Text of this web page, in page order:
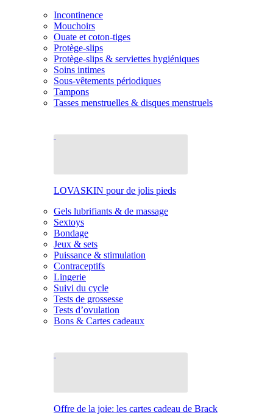
Incontinence
Mouchoirs
Ouate et coton-tiges
Protège-slips
Protège-slips & serviettes hygiéniques
Soins intimes
Sous-vêtements périodiques
Tampons
Tasses menstruelles & disques menstruels
LOVASKIN pour de jolis pieds
Gels lubrifiants & de massage
Sextoys
Bondage
Jeux & sets
Puissance & stimulation
Contraceptifs
Lingerie
Suivi du cycle
Tests de grossesse
Tests d’ovulation
Bons & Cartes cadeaux
Offre de la joie: les cartes cadeau de Brack